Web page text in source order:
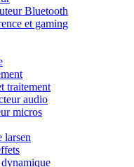
Bluetooth
et gaming
traitement
audio
micros
larsen
dynamique